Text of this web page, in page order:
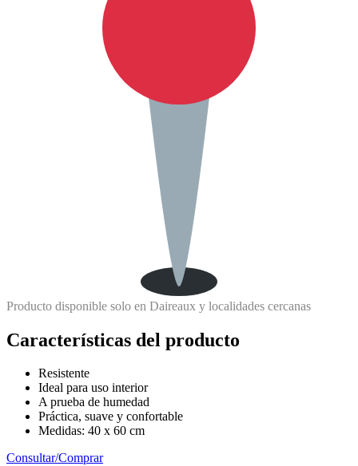
Producto disponible solo en Daireaux y localidades cercanas
Características del producto
Resistente
Ideal para uso interior
A prueba de humedad
Práctica, suave y confortable
Medidas: 40 x 60 cm
Consultar/Comprar